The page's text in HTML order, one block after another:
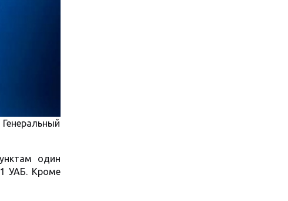
один
УАБ. Кроме